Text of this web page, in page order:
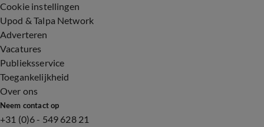
Cookie instellingen
Upod & Talpa Network
Adverteren
Vacatures
Publieksservice
Toegankelijkheid
Over ons
Neem contact op
+31 (0)6 - 549 628 21